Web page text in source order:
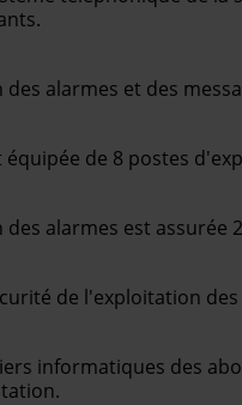
alarmes et des
équipée de 8 postes
alarmes est assurée
de l'exploitation
informatiques des